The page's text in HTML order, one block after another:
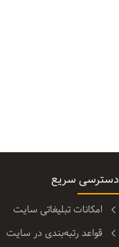
دسترسی سریع
امکانات تبلیغاتی سایت
قواعد رتبه‌بندی در سایت